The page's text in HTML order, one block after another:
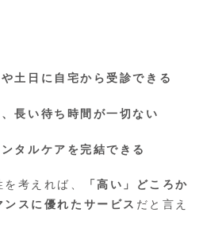
土日に自宅から受診できる
長い待ち時間が一切ない
タルケアを完結できる
考えれば、
「高い」どころか
スに優れたサービス だと言え